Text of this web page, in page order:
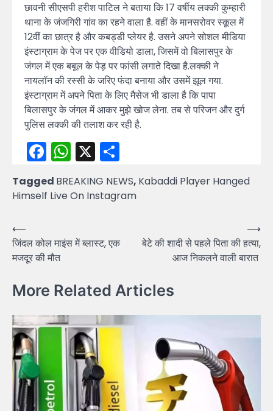
छावनी सीएसपी हरीश पाटिल ने बताया कि 17 वर्षीय लक्की कुम्हारी
थाना के जंजगिरी गांव का रहने वाला है. वहीं के मानसरोवर स्कूल में
12वीं का छात्र है और कबड्डी प्लेयर है. उसने अपने सोशल मीडिया
इंस्टाग्राम के पेज पर एक वीडियो डाला, जिसमें वो बिलासपुर के
जंगल में एक बबूल के पेड़ पर फांसी लगाते दिखा है.लक्की ने
नायलॉन की रस्सी के जरिए फंदा बनाया और उसमें झूल गया.
इंस्टाग्राम में अपने पिता के लिए मैसेज भी डाला है कि पापा
बिलासपुर के जंगल में आकर मुझे खोज लेना. तब से परिजन और दुर्ग
पुलिस लक्की की तलाश कर रही है.
Facebook
WhatsApp
X
Tagged BREAKING NEWS, Kabaddi Player Hanged
Himself Live On Instagram
Post
navigation
⟵
जिंदल कोल माइंस में ब्लास्ट, एक
मजदूर की मौत
बेटे की शादी से पहले पिता की हत्या,
आज निकलने वाली बारात
⟶
More Related Articles